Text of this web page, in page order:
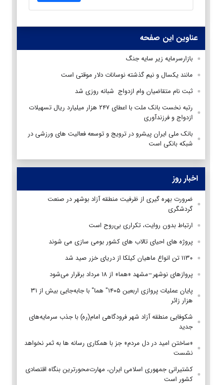
عناوین این صفحه
بازارسرمایه زیر سایه جنگ
مانند یکسال و نیم گذشته نوسانات دلار موقتی است
ثبت نام متقاضیان وام ازدواج شبانه روزی شد
رتبه نخست بانک ملت با اعطای ۲۴۷ هزار میلیارد ریال تسهیلات
ازدواج و فرزندآوری
بانک ملی ایران پیشرو در ترویج و توسعه فعالیت های ورزشی در
شبکه بانکی است
اخبار روز
ضرورت بهره گیری از ظرفیت منطقه آزاد بوشهر در صنعت
گردشگری
ارتباط بدون روایت، تکراری بی‌روح است
پروژه های احیای تالاب های کشور بومی سازی می شوند
۱۱۳۰ تن انواع ماهیان کیلکا از دریای خزر صید شد
پروازهای نوشهر–مشهد «هما» از ۱۸ مرداد برقرار می‌شود
پایان عملیات پروازی اربعین ۱۴۰۵" هما" با جابه‌جایی بیش از ۳۱
هزار زائر
شکوفایی منطقه آزاد شهر فرودگاهی امام(ره) با جذب سرمایه‌های
جدید
«ساختن امید در دل مردم» جز با همکاری رسانه ها به ثمر نخواهد
نشست
کشتیرانی جمهوری اسلامی ایران، مهارت‌محورترین بنگاه اقتصادی
کشور است